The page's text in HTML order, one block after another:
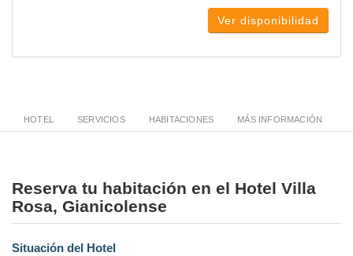
Ver disponibilidad
HOTEL SERVICIOS HABITACIONES MÁS INFORMACIÓN
Reserva tu habitación en el Hotel Villa
Rosa, Gianicolense
Situación del Hotel